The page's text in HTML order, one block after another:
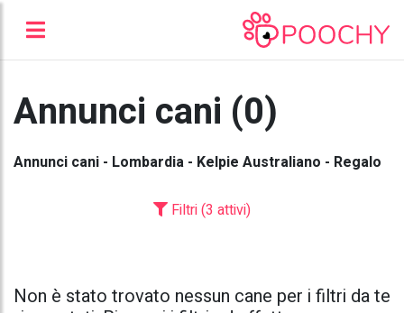
Annunci cani (0)
Annunci cani - Lombardia - Kelpie Australiano - Regalo
Filtri (3 attivi)
Non è stato trovato nessun cane per i filtri da te